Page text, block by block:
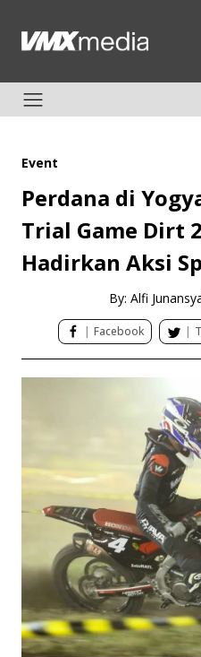
Event
Perdana di
Trial Game Dirt
Hadirkan Aksi
By: Alfi
| Facebook |